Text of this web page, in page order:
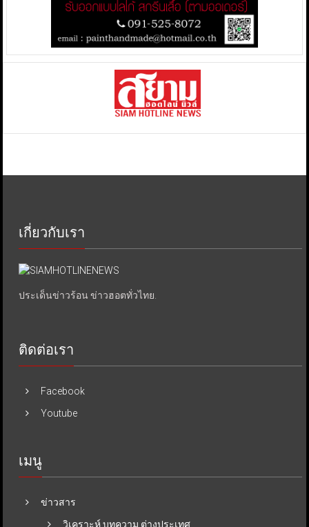
เกี่ยวกับเรา
ประเด็นข่าวร้อน ข่าวฮอตทั่วไทย.
ติดต่อเรา
Facebook
Youtube
เมนู
ข่าวสาร
วิเคราะห์ บทความ ต่างประเทศ